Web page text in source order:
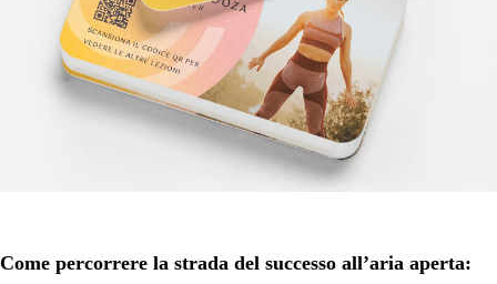
Come percorrere la strada del successo all’aria aperta: